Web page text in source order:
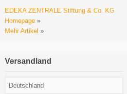
EDEKA ZENTRALE Stiftung & Co. KG
Homepage »
Mehr Artikel »
Versandland